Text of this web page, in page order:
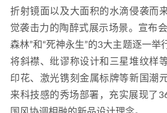
折射镜面以及大面积的水滴侵袭而
觉袭击力的陶醉式展示场景。宣布
森林”和“死神永生”的3大主题逐一举
将斜襟、纰谬称设计和三星堆纹样
印花、激光镌刻金属标牌等新国潮
来科技感的秀场部署，充实展现了